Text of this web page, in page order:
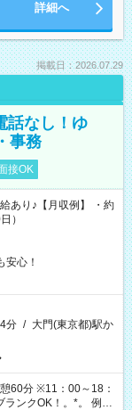
詳細へ
掲載日：2026.07.29
話なし！ゆ
事務
接OK
あり♪【月収例】 ・約
）
心！
分 / 大門(東京都)駅か
60分 ※11：00～18：